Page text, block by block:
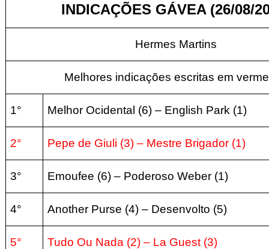
INDICAÇÕES GÁVEA (26/08/
Hermes Martins
Melhores indicações escritas em
1° Melhor Ocidental (6) – English Park (1)
2° Pepe de Giuli (3) – Mestre Brigador (1)
3° Emoufee (6) – Poderoso Weber (1)
4° Another Purse (4) – Desenvolto (5)
5° Tudo Ou Nada (2) – La Guest (3)